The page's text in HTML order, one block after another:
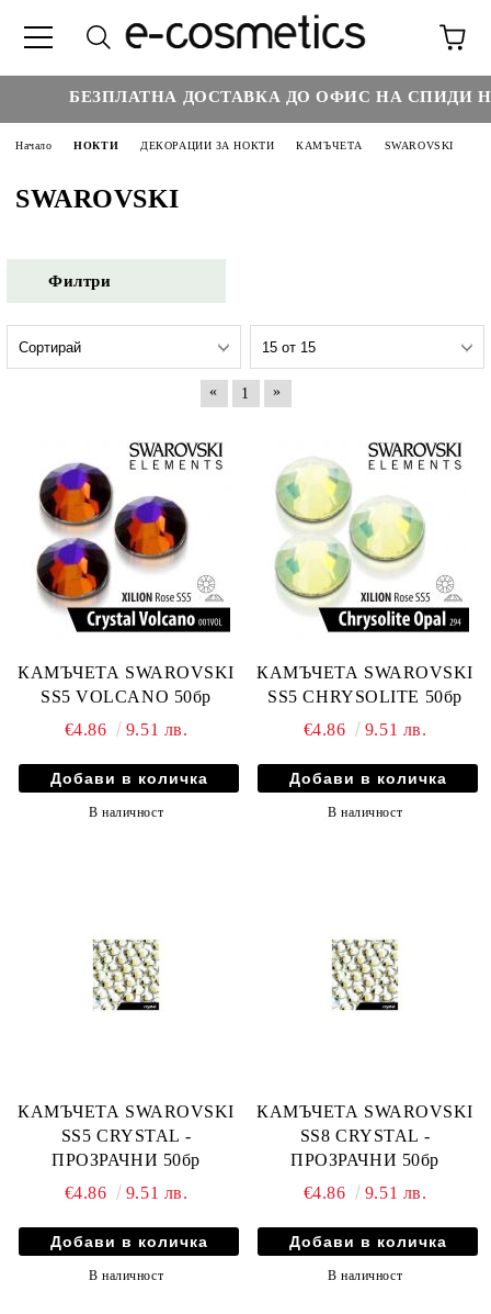
БЕЗПЛАТНА ДОСТАВКА ДО ОФИС НА СПИДИ
Начало НОКТИ ДЕКОРАЦИИ ЗА НОКТИ КАМЪЧЕТА SWAROVSKI
SWAROVSKI
Филтри
« 1 »
КАМЪЧЕТА SWAROVSKI
SS5 VOLCANO 50бр
€4.86
9.51 лв.
В наличност
КАМЪЧЕТА SWAROVSKI
SS5 CHRYSOLITE 50бр
€4.86
9.51 лв.
В наличност
КАМЪЧЕТА SWAROVSKI
SS5 CRYSTAL -
ПРОЗРАЧНИ 50бр
€4.86
9.51 лв.
В наличност
КАМЪЧЕТА SWAROVSKI
SS8 CRYSTAL -
ПРОЗРАЧНИ 50бр
€4.86
9.51 лв.
В наличност